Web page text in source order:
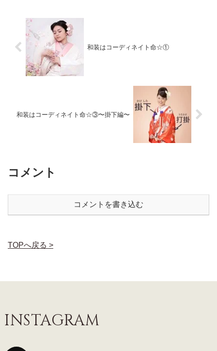
和装はコーディネイト命☆①
和装はコーディネイト命☆③〜掛下編〜
コメント
コメントを書き込む
TOPへ戻る >
INSTAGRAM